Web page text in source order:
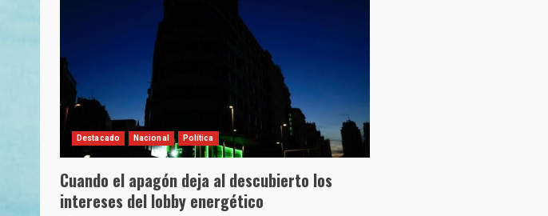
Destacado Nacional Política
Cuando el apagón deja al descubierto los
intereses del lobby energético